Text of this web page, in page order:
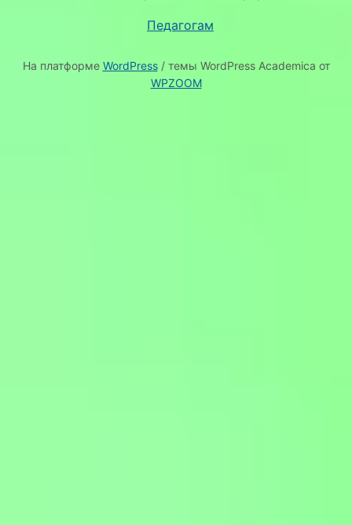
Педагогам
На платформе WordPress/ темы WordPress Academica от
WPZOOM